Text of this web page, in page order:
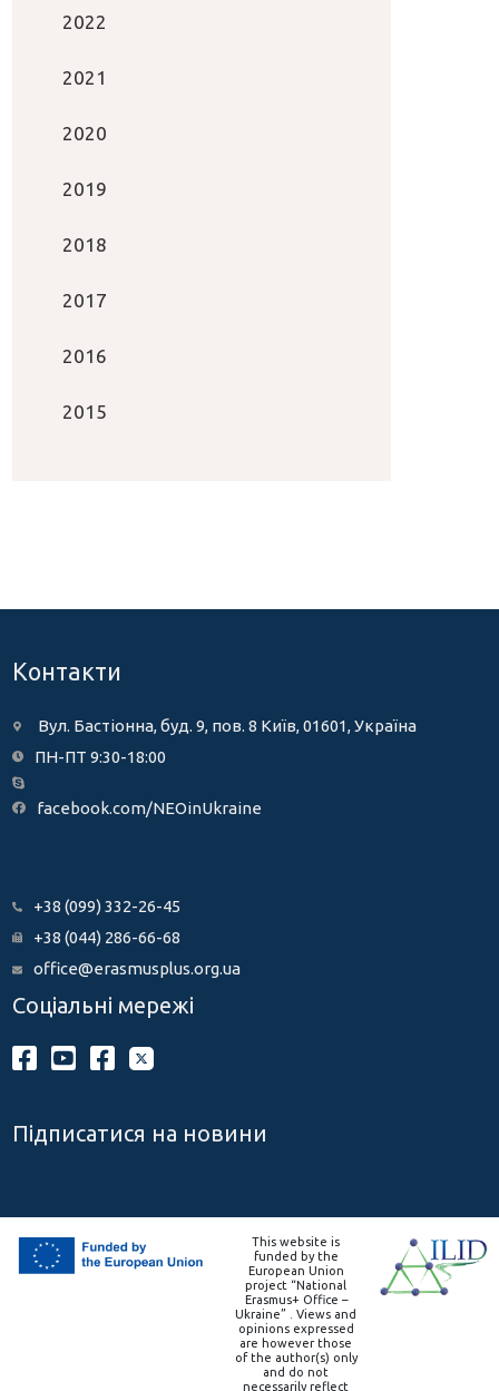
2022
2021
2020
2019
2018
2017
2016
2015
Контакти
Вул. Бастіонна, буд. 9, пов. 8 Київ, 01601, Україна
ПН-ПТ 9:30-18:00
facebook.com/NEOinUkraine
+38 (099) 332-26-45
+38 (044) 286-66-68
office@erasmusplus.org.ua
Соціальні мережі
Підписатися на новини
This website is
funded by the
European Union
project “National
Erasmus+ Office –
Ukraine” . Views and
opinions expressed
are however those
of the author(s) only
and do not
necessarily reflect